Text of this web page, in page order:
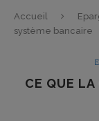
Accueil
système bancaire
CE QUE LA